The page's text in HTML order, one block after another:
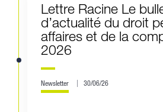
Lettre Racine Le
d’actualité du droit
affaires et de la
2026
Newsletter 30/06/26